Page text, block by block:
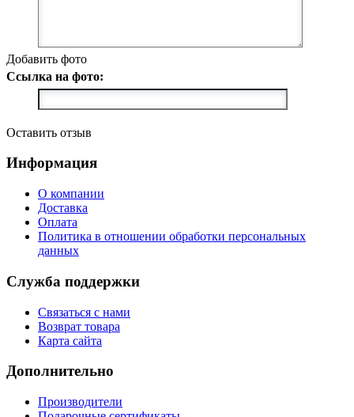
Добавить фото
Ссылка на фото:
Оставить отзыв
Информация
О компании
Доставка
Оплата
Политика в отношении обработки персональных
данных
Служба поддержки
Связаться с нами
Возврат товара
Карта сайта
Дополнительно
Производители